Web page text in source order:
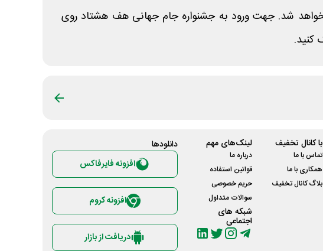
خواهد شد. جهت ورود به جشنواره جام جهانی هف هشتاد روی
کنید.
با کانال تخفیف
تماس با ما
همکاری با ما
بلاگ کانال تخفیف
لینک‌های مهم
درباره ما
قوانین استفاده
حریم خصوصی
سوالات متداول
شبکه های
اجتماعی
دانلود‌ها
افزونه فایرفاکس
افزونه کروم
دریافت از بازار